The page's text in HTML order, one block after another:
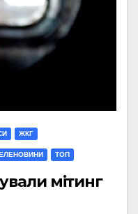
ЖКГ
ТОП
мітинг